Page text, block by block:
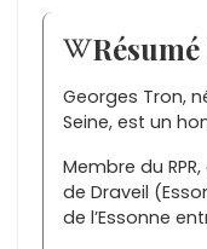
Georges Tron,
Seine, est un
Membre du
de Draveil
de l’Essonne